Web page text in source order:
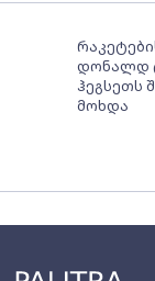
დონალდ
ჰეგსეთს
მოხდა